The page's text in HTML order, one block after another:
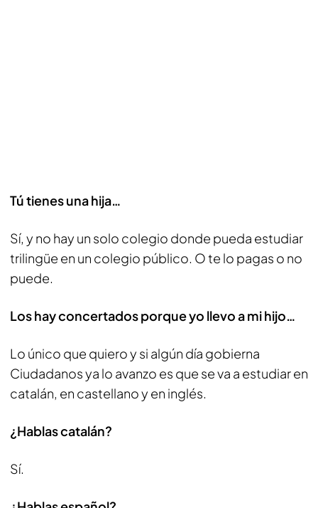
Tú tienes una hija…
Sí, y no hay un solo colegio donde pueda estudiar
trilingüe en un colegio público. O te lo pagas o no
puede.
Los hay concertados porque yo llevo a mi hijo…
Lo único que quiero y si algún día gobierna
Ciudadanos ya lo avanzo es que se va a estudiar en
catalán, en castellano y en inglés.
¿Hablas catalán?
Sí.